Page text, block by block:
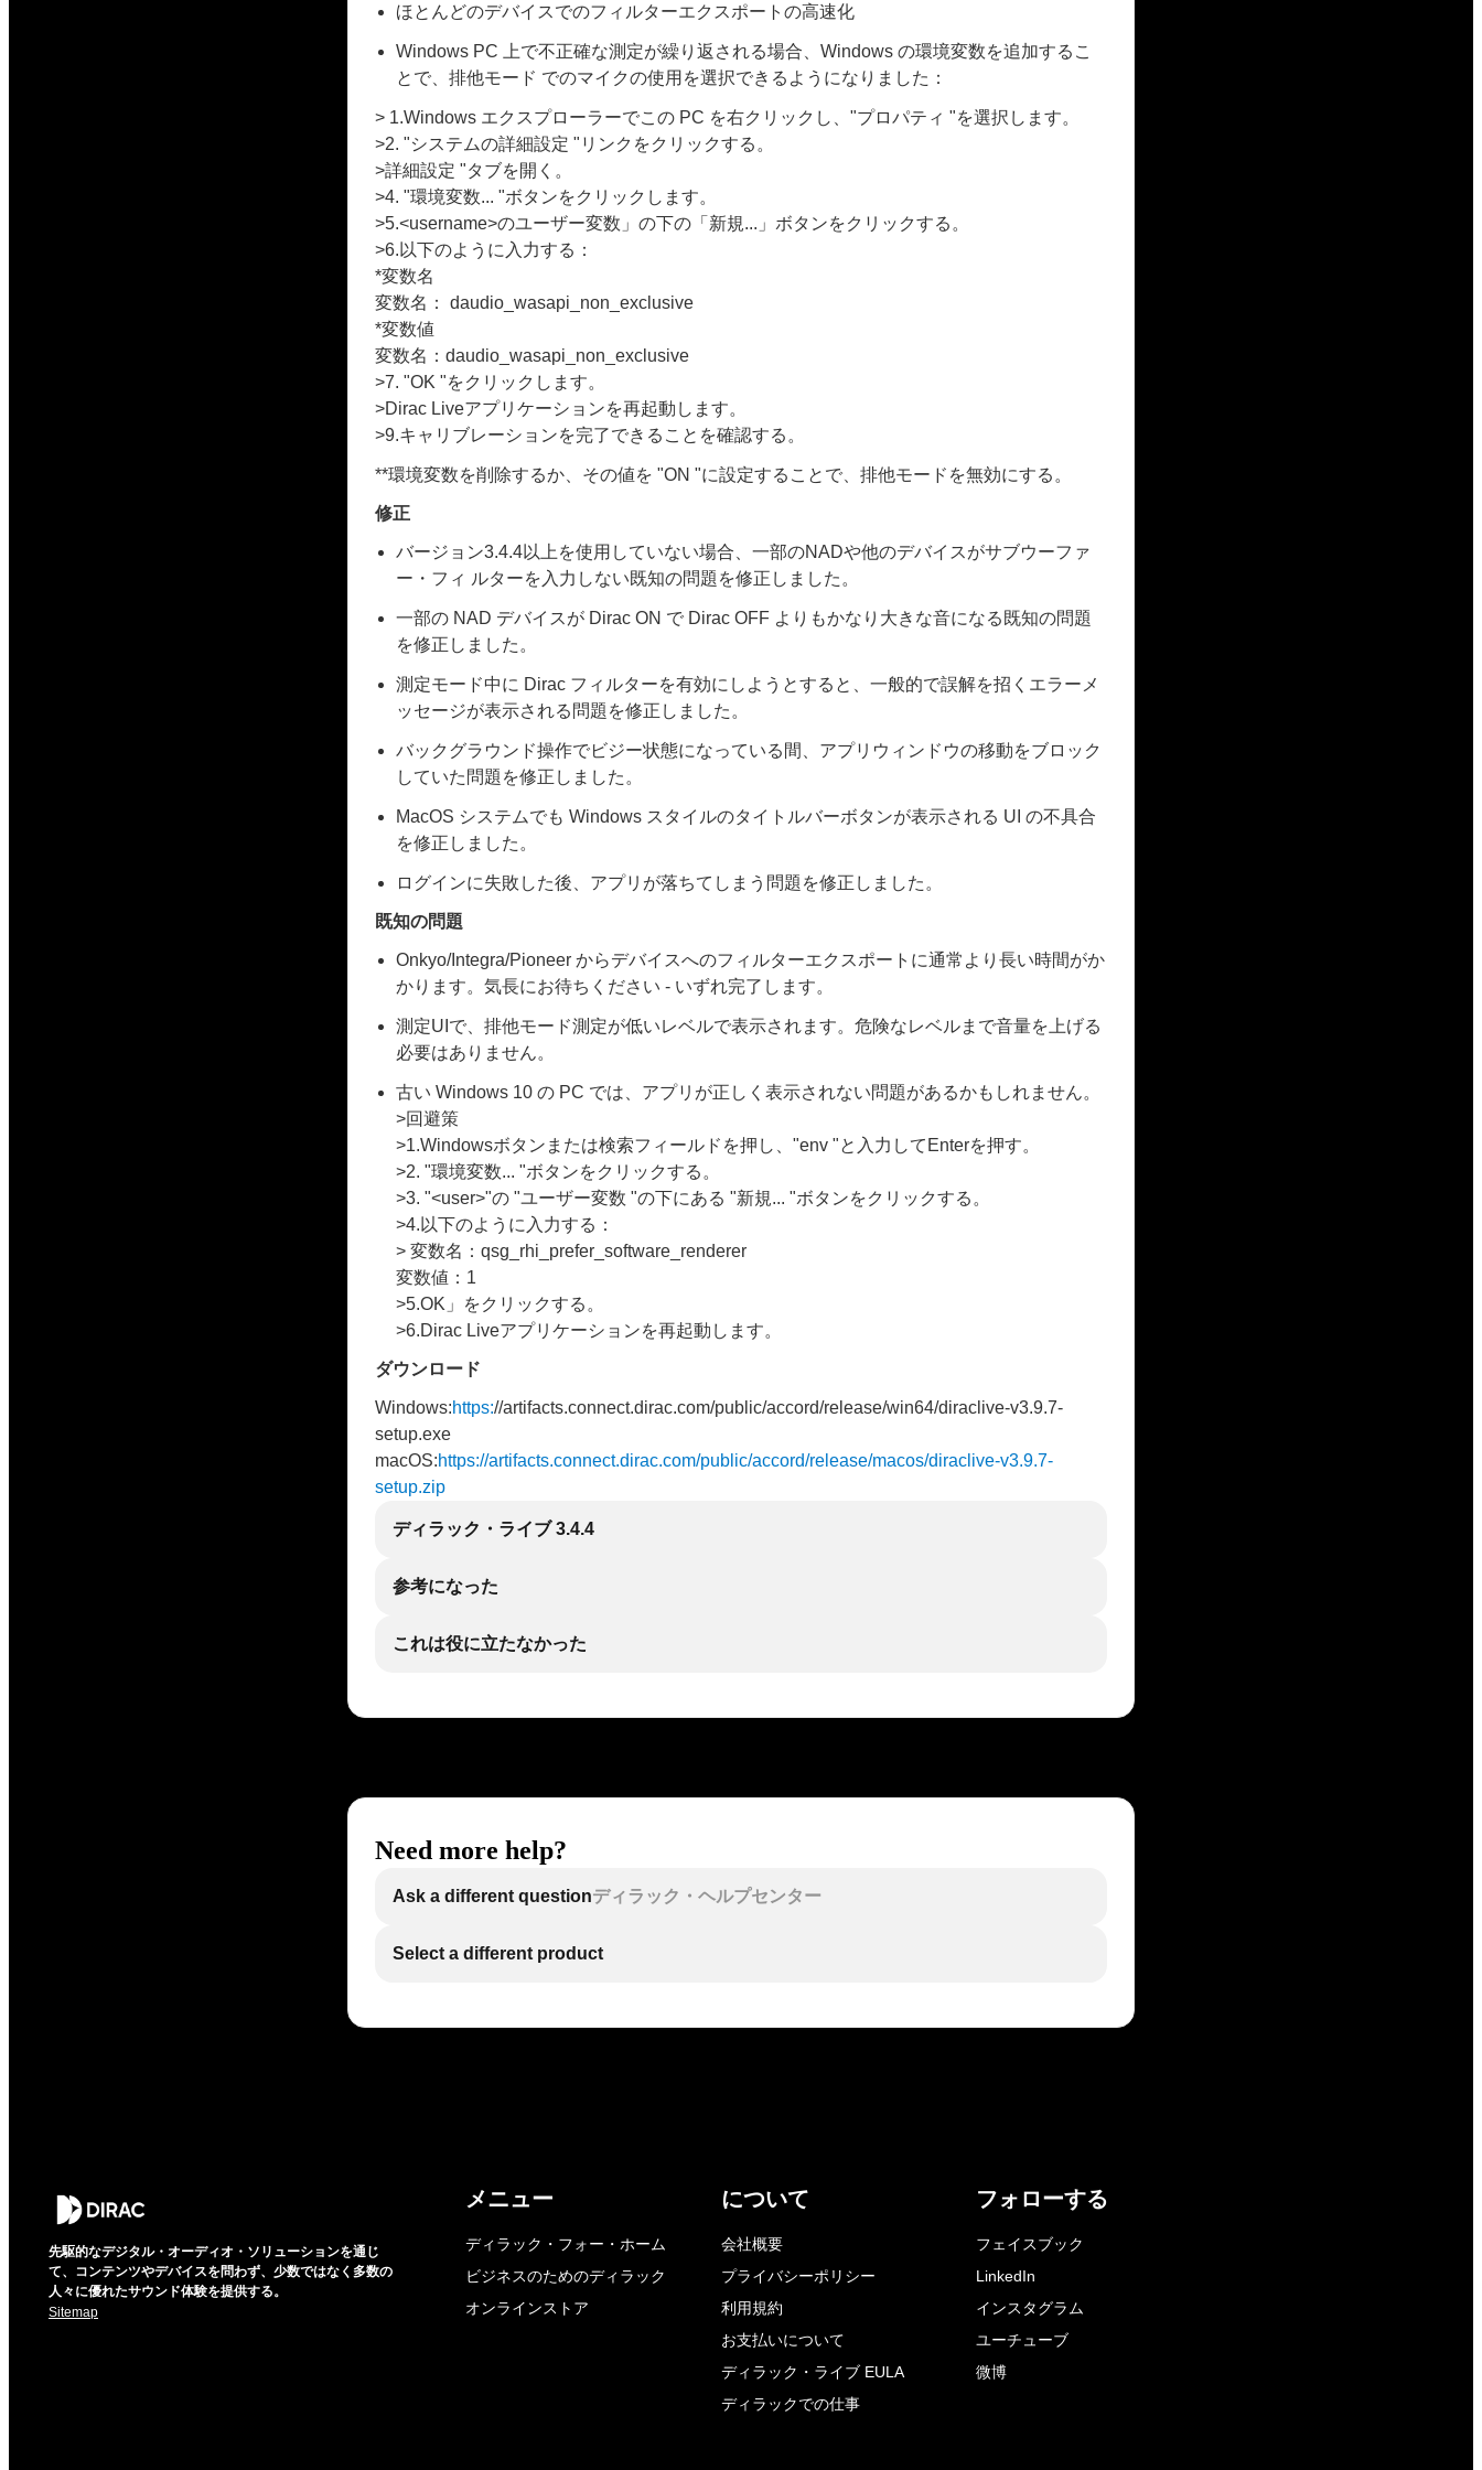
ほとんどのデバイスでのフィルターエクスポートの高速化
Windows PC 上で不正確な測定が繰り返される場合、Windows の環境変数を追加するこ
とで、排他モード でのマイクの使用を選択できるようになりました：
> 1.Windows エクスプローラーでこの PC を右クリックし、"プロパティ "を選択します。
>2. "システムの詳細設定 "リンクをクリックする。
>詳細設定 "タブを開く。
>4. "環境変数... "ボタンをクリックします。
>5.<username>のユーザー変数」の下の「新規...」ボタンをクリックする。
>6.以下のように入力する：
*変数名
変数名： daudio_wasapi_non_exclusive
*変数値
変数名：daudio_wasapi_non_exclusive
>7. "OK "をクリックします。
>Dirac Liveアプリケーションを再起動します。
>9.キャリブレーションを完了できることを確認する。
**環境変数を削除するか、その値を "ON "に設定することで、排他モードを無効にする。
修正
バージョン3.4.4以上を使用していない場合、一部のNADや他のデバイスがサブウーファ
ー・フィ ルターを入力しない既知の問題を修正しました。
一部の NAD デバイスが Dirac ON で Dirac OFF よりもかなり大きな音になる既知の問題
を修正しました。
測定モード中に Dirac フィルターを有効にしようとすると、一般的で誤解を招くエラーメ
ッセージが表示される問題を修正しました。
バックグラウンド操作でビジー状態になっている間、アプリウィンドウの移動をブロック
していた問題を修正しました。
MacOS システムでも Windows スタイルのタイトルバーボタンが表示される UI の不具合
を修正しました。
ログインに失敗した後、アプリが落ちてしまう問題を修正しました。
既知の問題
Onkyo/Integra/Pioneer からデバイスへのフィルターエクスポートに通常より長い時間がか
かります。気長にお待ちください - いずれ完了します。
測定UIで、排他モード測定が低いレベルで表示されます。危険なレベルまで音量を上げる
必要はありません。
古い Windows 10 の PC では、アプリが正しく表示されない問題があるかもしれません。
>回避策
>1.Windowsボタンまたは検索フィールドを押し、"env "と入力してEnterを押す。
>2. "環境変数... "ボタンをクリックする。
>3. "<user>"の "ユーザー変数 "の下にある "新規... "ボタンをクリックする。
>4.以下のように入力する：
> 変数名：qsg_rhi_prefer_software_renderer
変数値：1
>5.OK」をクリックする。
>6.Dirac Liveアプリケーションを再起動します。
ダウンロード
Windows:https://artifacts.connect.dirac.com/public/accord/release/win64/diraclive-v3.9.7-
setup.exe
macOS:https://artifacts.connect.dirac.com/public/accord/release/macos/diraclive-v3.9.7-
setup.zip
ディラック・ライブ 3.4.4
参考になった
これは役に立たなかった
Need more help?
Ask a different questionディラック・ヘルプセンター
Select a different product
先駆的なデジタル・オーディオ・ソリューションを通じ
て、コンテンツやデバイスを問わず、少数ではなく多数の
人々に優れたサウンド体験を提供する。
Sitemap
メニュー
ディラック・フォー・ホーム
ビジネスのためのディラック
オンラインストア
について
会社概要
プライバシーポリシー
利用規約
お支払いについて
ディラック・ライブ EULA
ディラックでの仕事
フォローする
フェイスブック
LinkedIn
インスタグラム
ユーチューブ
微博